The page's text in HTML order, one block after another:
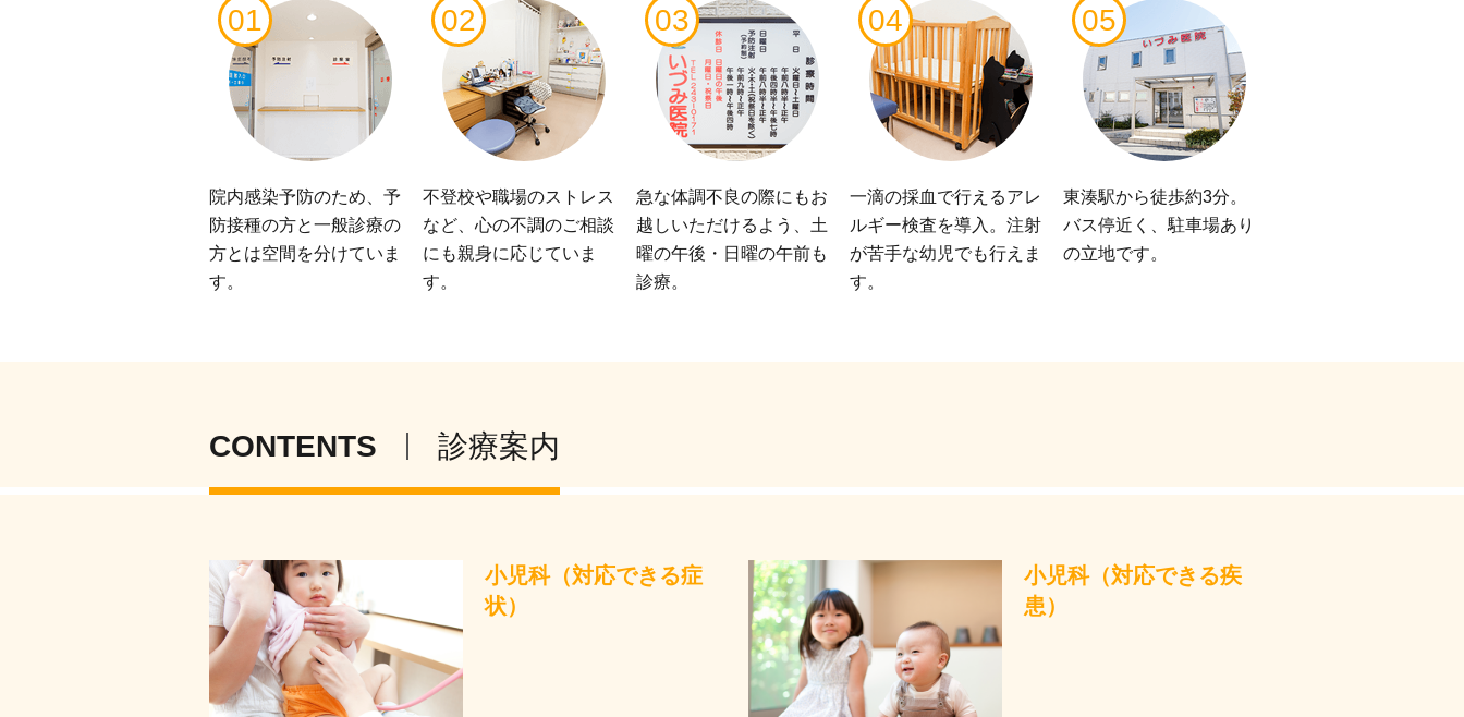
01
院内感染予防のため、予
防接種の方と一般診療の
方とは空間を分けていま
す。
02
不登校や職場のストレス
など、心の不調のご相談
にも親身に応じていま
す。
03
急な体調不良の際にもお
越しいただけるよう、土
曜の午後・日曜の午前も
診療。
04
一滴の採血で行えるアレ
ルギー検査を導入。注射
が苦手な幼児でも行えま
す。
05
東湊駅から徒歩約3分。
バス停近く、駐車場あり
の立地です。
CONTENTS 診療案内
小児科（対応できる症
状）
小児科（対応できる疾
患）